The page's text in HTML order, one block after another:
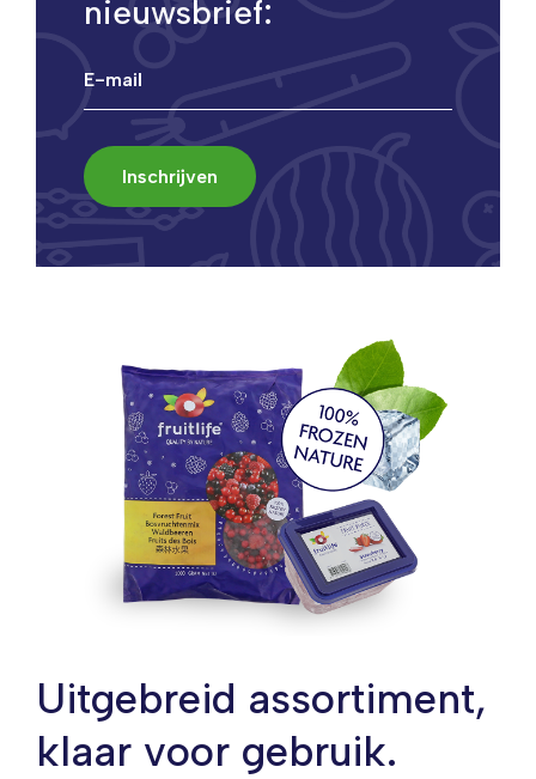
nieuwsbrief:
Uitgebreid assortiment,
klaar voor gebruik.